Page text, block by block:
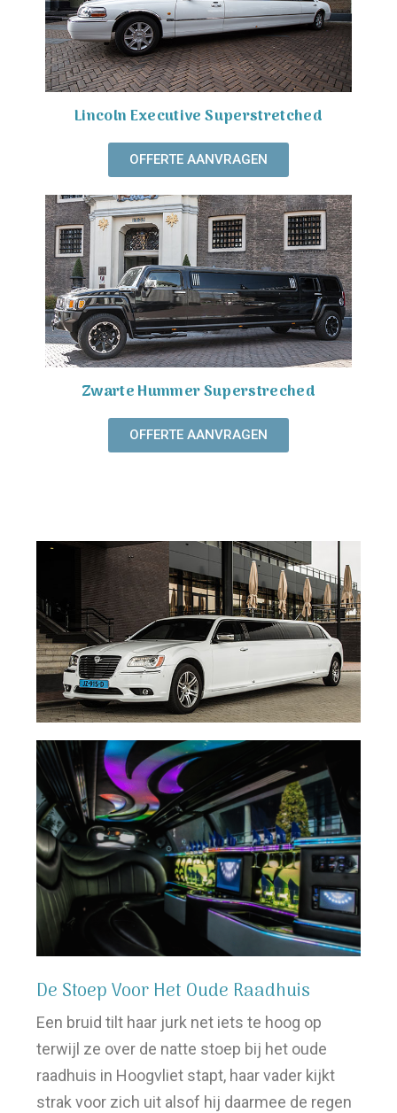
Lincoln Executive Superstretched
OFFERTE AANVRAGEN
Zwarte Hummer Superstreched
OFFERTE AANVRAGEN
De Stoep Voor Het Oude Raadhuis
Een bruid tilt haar jurk net iets te hoog op
terwijl ze over de natte stoep bij het oude
raadhuis in Hoogvliet stapt, haar vader kijkt
strak voor zich uit alsof hij daarmee de regen